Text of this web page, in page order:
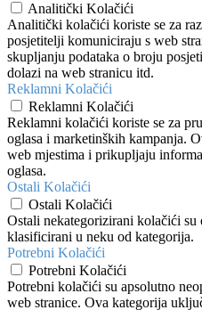
Analitički Kolačići
Analitički kolačići koriste se za
posjetitelji komuniciraju s web
skupljanju podataka o broju
dolazi na web stranicu itd.
Reklamni Kolačići
Reklamni Kolačići
Reklamni kolačići koriste se za
oglasa i marketinških kampanja.
web mjestima i prikupljaju
oglasa.
Ostali Kolačići
Ostali Kolačići
Ostali nekategorizirani kolačići
klasificirani u neku od kategorija.
Potrebni Kolačići
Potrebni Kolačići
Potrebni kolačići su apsolutno
web stranice. Ova kategorija